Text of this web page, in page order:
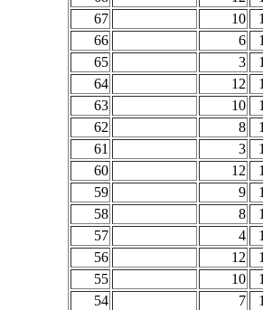
67
10
66
6
65
3
64
12
63
10
62
8
61
3
60
12
59
9
58
8
57
4
56
12
55
10
54
7